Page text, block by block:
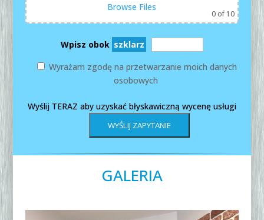
Browse Files
0of 10
Wpisz obok szklarz
Wyrażam zgodę na przetwarzanie moich danych
osobowych
Wyślij TERAZ aby uzyskać błyskawiczną wycenę usługi
GALERIA